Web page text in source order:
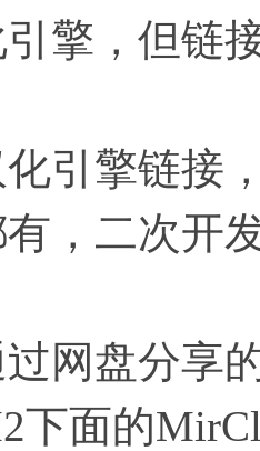
擎，但链
引擎链接
，二次开
网盘分享
下面的